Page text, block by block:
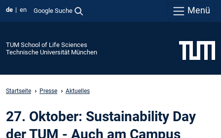
de en Google Suche Menü
TUM School of Life Sciences
Technische Universität München
Startseite Presse Aktuelles
27. Oktober: Sustainability Day
der TUM - Auch am Campus